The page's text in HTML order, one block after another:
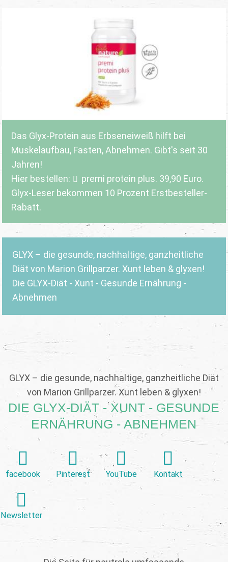
Das Glyx-Protein aus Erbseneiweiß hilft bei
Muskelaufbau, Fasten, Abnehmen. Gibt's seit 30
Jahren!
Hier bestellen:
premi protein plus. 39,90 Euro.
Glyx-Leser bekommen 10 Prozent Erstbesteller-
Rabatt.
GLYX – die gesunde, nachhaltige, ganzheitliche
Diät von Marion Grillparzer. Xunt leben & glyxen!
Die GLYX-Diät - Xunt - Gesunde Ernährung -
Abnehmen
GLYX – die gesunde, nachhaltige, ganzheitliche Diät
von Marion Grillparzer. Xunt leben & glyxen!
DIE GLYX-DIÄT - XUNT - GESUNDE
ERNÄHRUNG - ABNEHMEN
facebook Pinterest YouTube Kontakt
Newsletter